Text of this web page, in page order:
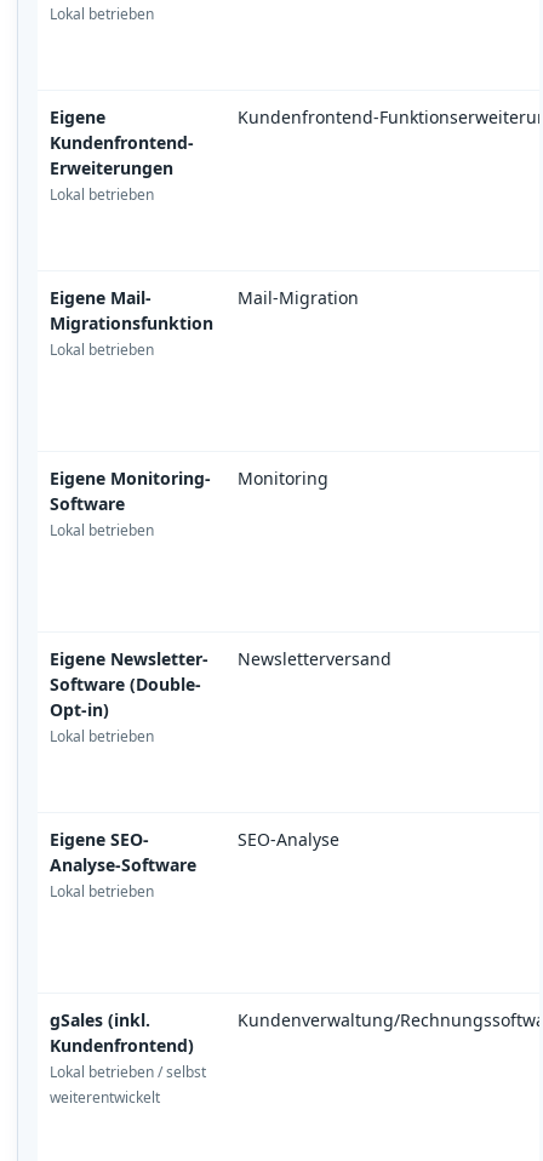
Lokal betrieben
Eigene
Kundenfrontend-
Erweiterungen
Lokal betrieben
Kundenfrontend-
Eigene Mail-
Migrationsfunktion
Lokal betrieben
Mail-Migration
Eigene Monitoring-
Software
Lokal betrieben
Monitoring
Eigene Newsletter-
Software (Double-
Opt-in)
Lokal betrieben
Newsletterversand
Eigene SEO-
Analyse-Software
Lokal betrieben
SEO-Analyse
gSales (inkl.
Kundenfrontend)
Lokal betrieben / selbst
weiterentwickelt
Kundenverwaltung/